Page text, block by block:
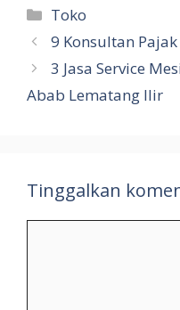
Kategori
Toko
9 Konsultan
3 Jasa Service
Abab Lematang Ilir
Tinggalkan